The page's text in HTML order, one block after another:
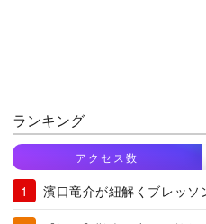
ランキング
アクセス数
濱口竜介が紐解くブレッソ